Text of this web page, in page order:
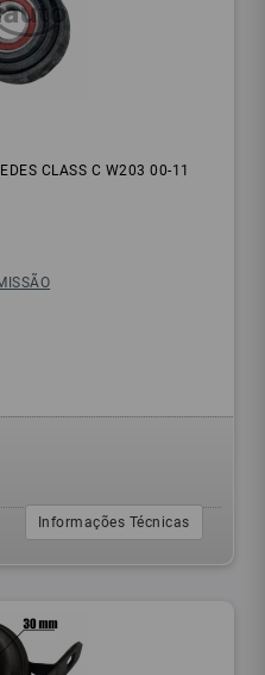
CLASS C W203 00-11
Informações Técnicas